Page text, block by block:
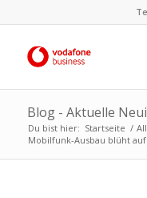
Blog - Aktuelle
Du bist hier: Startseite /
Mobilfunk-Ausbau blüht